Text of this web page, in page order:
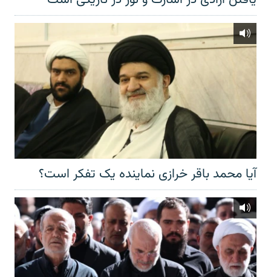
آیا محمد باقر خرازی نماینده یک تفکر است؟